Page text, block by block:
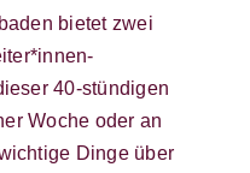
bietet zwei
40-stündigen
Woche oder an
Dinge über